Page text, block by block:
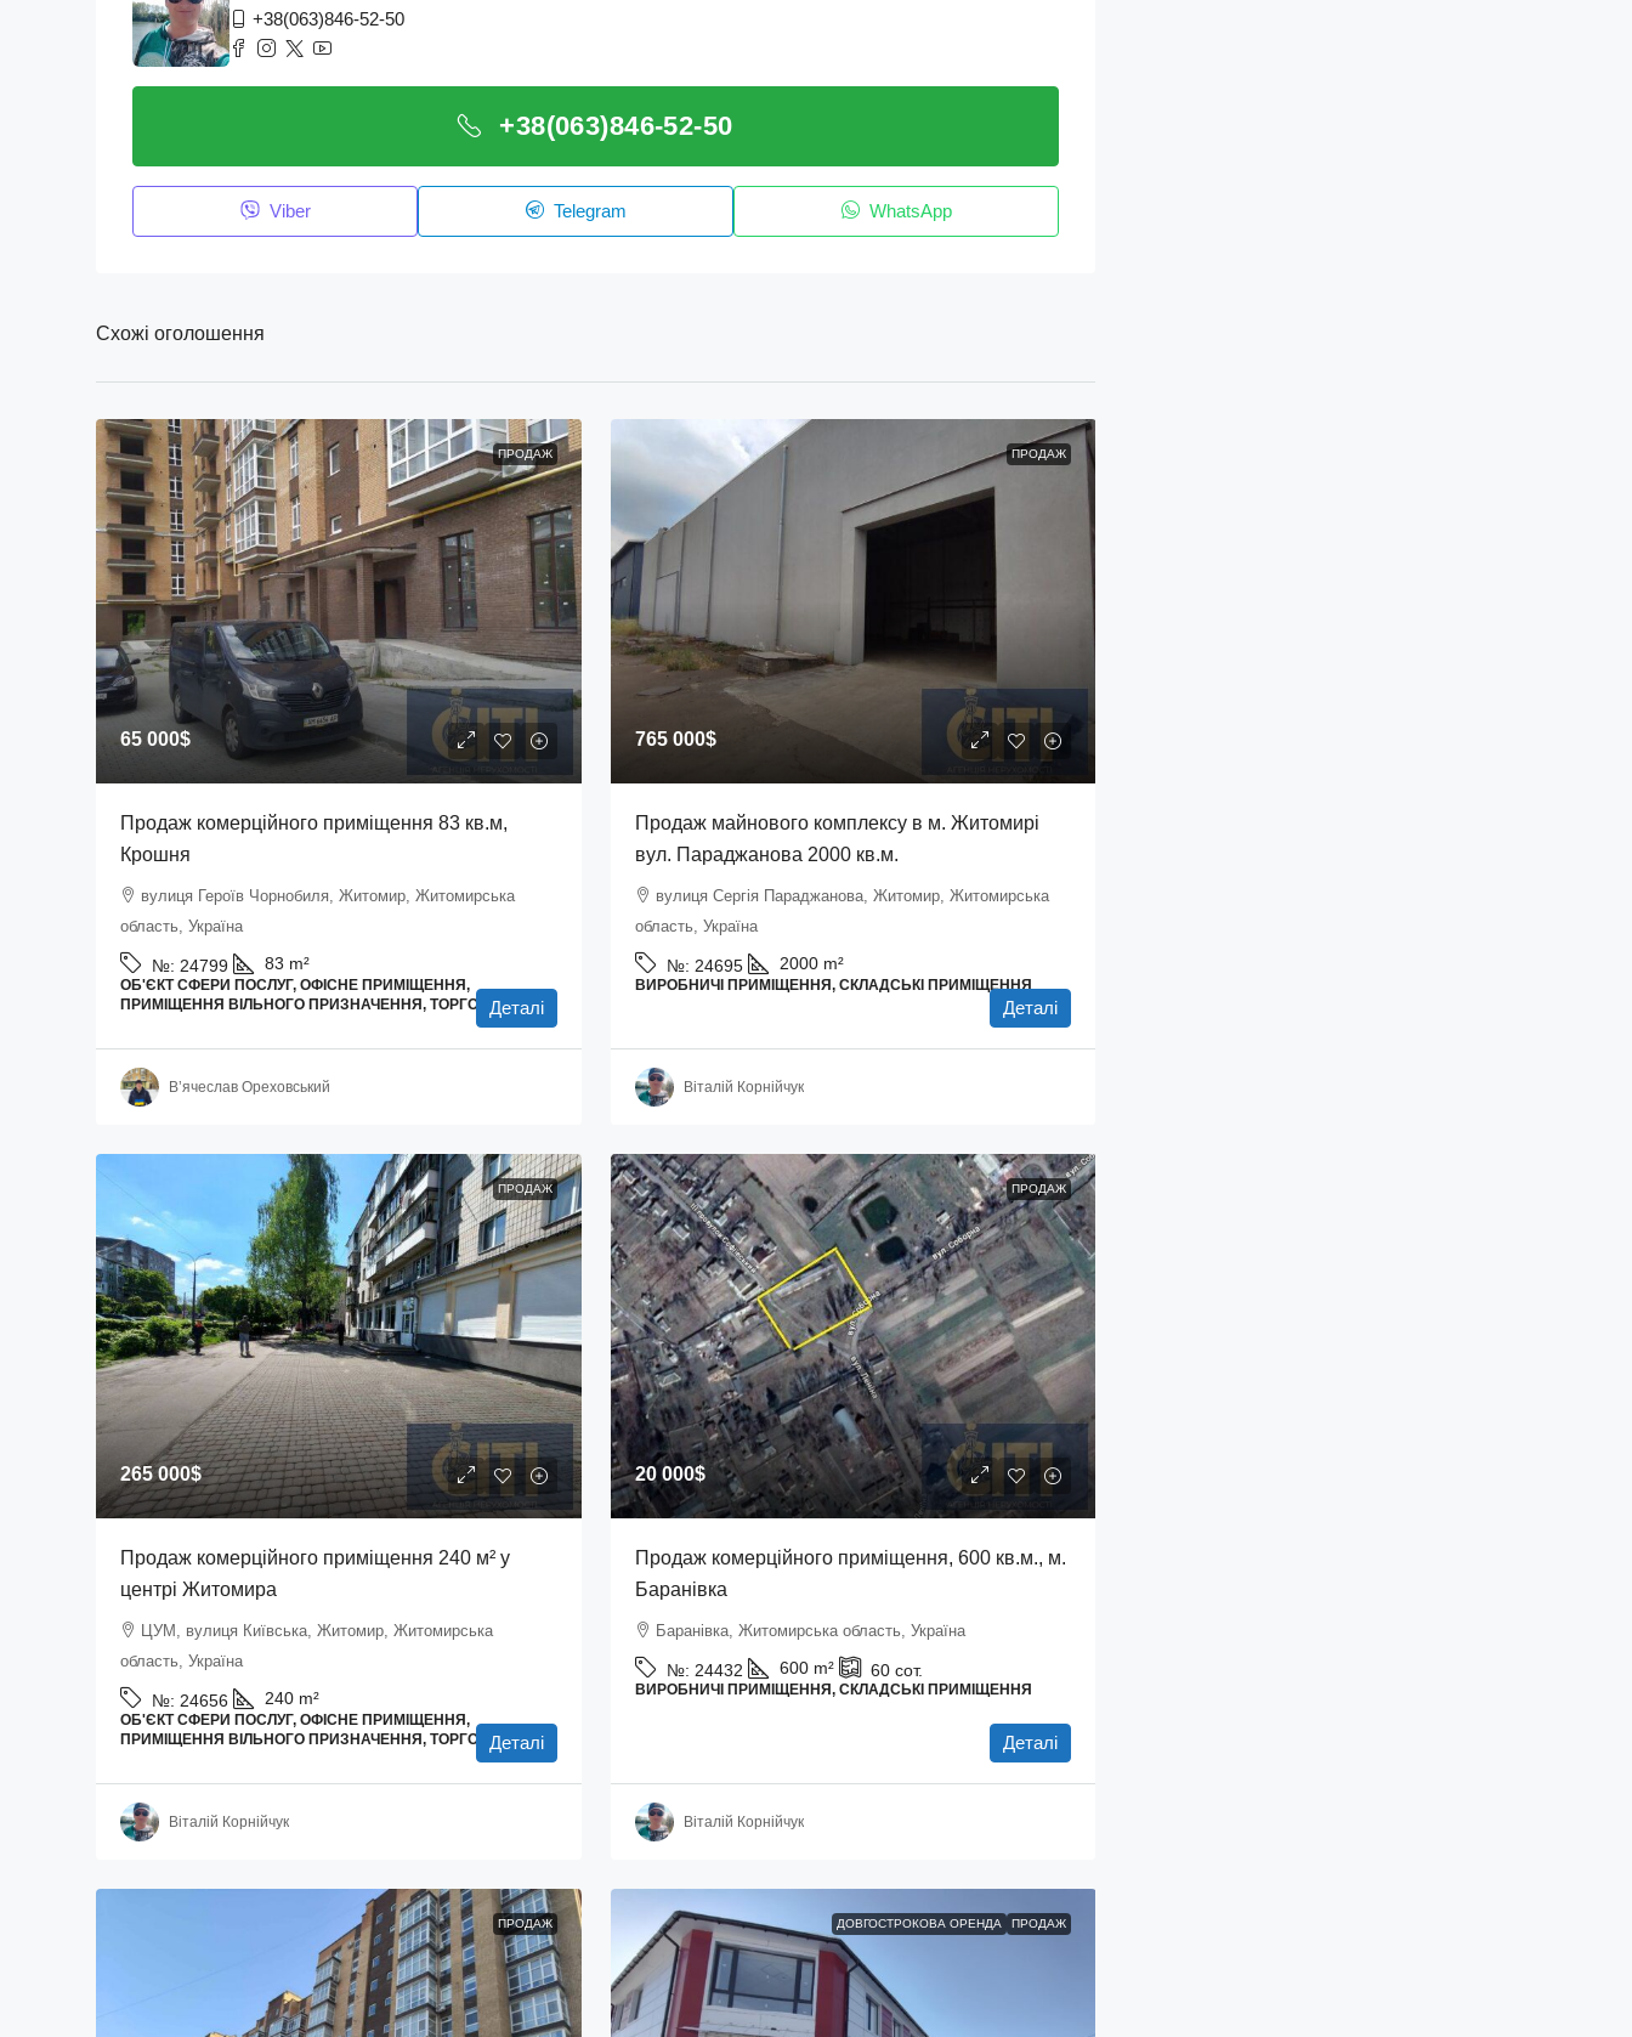
+38(063)846-52-50
+38(063)846-52-50
Viber Telegram WhatsApp
Схожі оголошення
ПРОДАЖ
65 000$
Продаж комерційного приміщення 83 кв.м,
Крошня
вулиця Героїв Чорнобиля, Житомир, Житомирська
область, Україна
№: 24799 83 m²
ОБ'ЄКТ СФЕРИ ПОСЛУГ, ОФІСНЕ ПРИМІЩЕННЯ,
ПРИМІЩЕННЯ ВІЛЬНОГО ПРИЗНАЧЕННЯ, ТОРГОВІ ПЛОЩІ
Деталі
В’ячеслав Ореховський
ПРОДАЖ
765 000$
Продаж майнового комплексу в м. Житомирі
вул. Параджанова 2000 кв.м.
вулиця Сергія Параджанова, Житомир, Житомирська
область, Україна
№: 24695 2000 m²
ВИРОБНИЧІ ПРИМІЩЕННЯ, СКЛАДСЬКІ ПРИМІЩЕННЯ
Деталі
Віталій Корнійчук
ПРОДАЖ
265 000$
Продаж комерційного приміщення 240 м² у
центрі Житомира
ЦУМ, вулиця Київська, Житомир, Житомирська
область, Україна
№: 24656 240 m²
ОБ'ЄКТ СФЕРИ ПОСЛУГ, ОФІСНЕ ПРИМІЩЕННЯ,
ПРИМІЩЕННЯ ВІЛЬНОГО ПРИЗНАЧЕННЯ, ТОРГОВІ ПЛОЩІ
Деталі
Віталій Корнійчук
ПРОДАЖ
20 000$
Продаж комерційного приміщення, 600 кв.м., м.
Баранівка
Баранівка, Житомирська область, Україна
№: 24432 600 m² 60сот.
ВИРОБНИЧІ ПРИМІЩЕННЯ, СКЛАДСЬКІ ПРИМІЩЕННЯ
Деталі
Віталій Корнійчук
ПРОДАЖ ДОВГОСТРОКОВА ОРЕНДА ПРОДАЖ